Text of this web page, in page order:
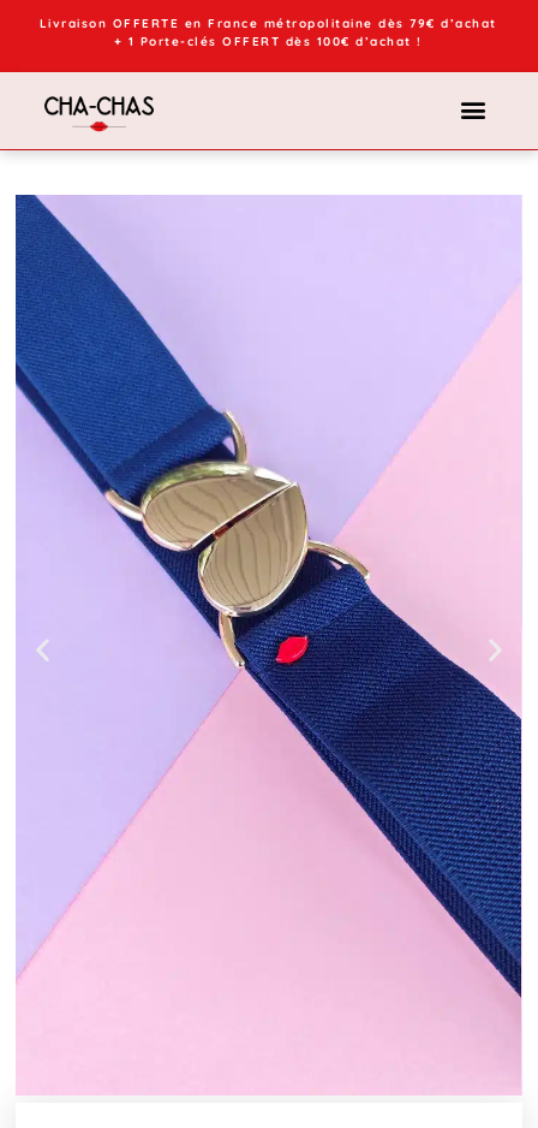
Livraison OFFERTE en France métropolitaine dès 79€ d’achat
+ 1 Porte-clés OFFERT dès 100€ d’achat !